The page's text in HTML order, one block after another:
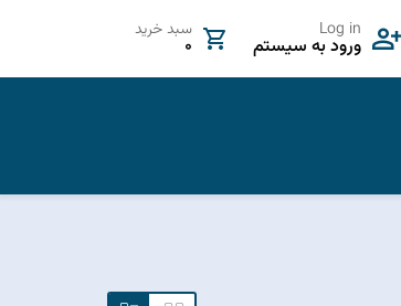
Log in
ورود به سیستم
سبد خرید
0